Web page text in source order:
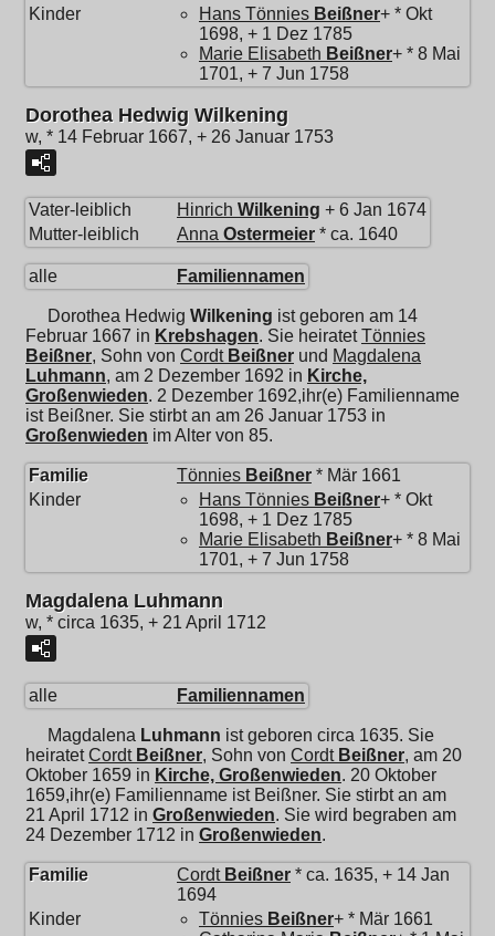
Kinder
Hans Tönnies Beißner+ * Okt
1698, + 1 Dez 1785
Marie Elisabeth Beißner+ * 8 Mai
1701, + 7 Jun 1758
Dorothea Hedwig Wilkening
w, * 14 Februar 1667, + 26 Januar 1753
Vater-leiblich Hinrich Wilkening + 6 Jan 1674
Mutter-leiblich
Anna Ostermeier * ca. 1640
alle Familiennamen
Dorothea Hedwig Wilkening ist geboren am 14
Februar 1667 in Krebshagen. Sie heiratetTönnies
Beißner, Sohn von Cordt Beißner und Magdalena
Luhmann, am 2 Dezember 1692 in Kirche,
Großenwieden. 2 Dezember 1692,ihr(e) Familienname
ist Beißner. Sie stirbt an am 26 Januar 1753 in
Großenwieden im Alter von 85.
Familie Tönnies Beißner * Mär 1661
Kinder
Hans Tönnies Beißner+ * Okt
1698, + 1 Dez 1785
Marie Elisabeth Beißner+ * 8 Mai
1701, + 7 Jun 1758
Magdalena Luhmann
w, * circa 1635, + 21 April 1712
alle Familiennamen
Magdalena Luhmann ist geboren circa 1635. Sie
heiratetCordt Beißner, Sohn von Cordt Beißner, am 20
Oktober 1659 in Kirche, Großenwieden. 20 Oktober
1659,ihr(e) Familienname ist Beißner. Sie stirbt an am
21 April 1712 in Großenwieden. Sie wird begraben am
24 Dezember 1712 in Großenwieden.
Familie Cordt Beißner * ca. 1635, + 14 Jan
1694
Kinder
Tönnies Beißner+ * Mär 1661